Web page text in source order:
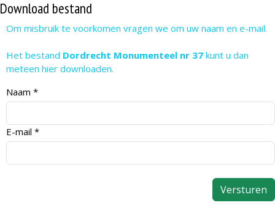
Download bestand
Om misbruik te voorkomen vragen we om uw naam en e-mail.
Het bestand Dordrecht Monumenteel nr 37 kunt u dan
meteen hier downloaden.
Naam *
E-mail *